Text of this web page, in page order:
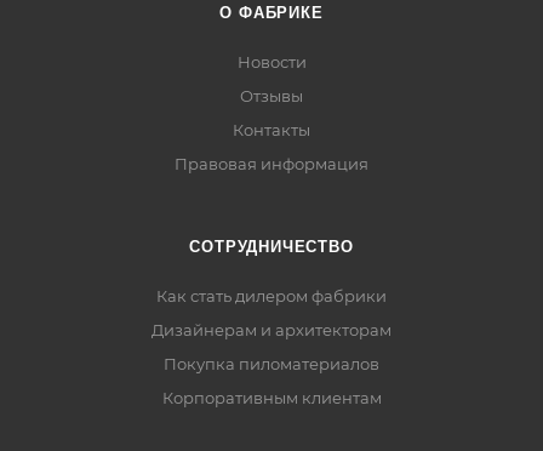
О ФАБРИКЕ
Новости
Отзывы
Контакты
Правовая информация
СОТРУДНИЧЕСТВО
Как стать дилером фабрики
Дизайнерам и архитекторам
Покупка пиломатериалов
Корпоративным клиентам